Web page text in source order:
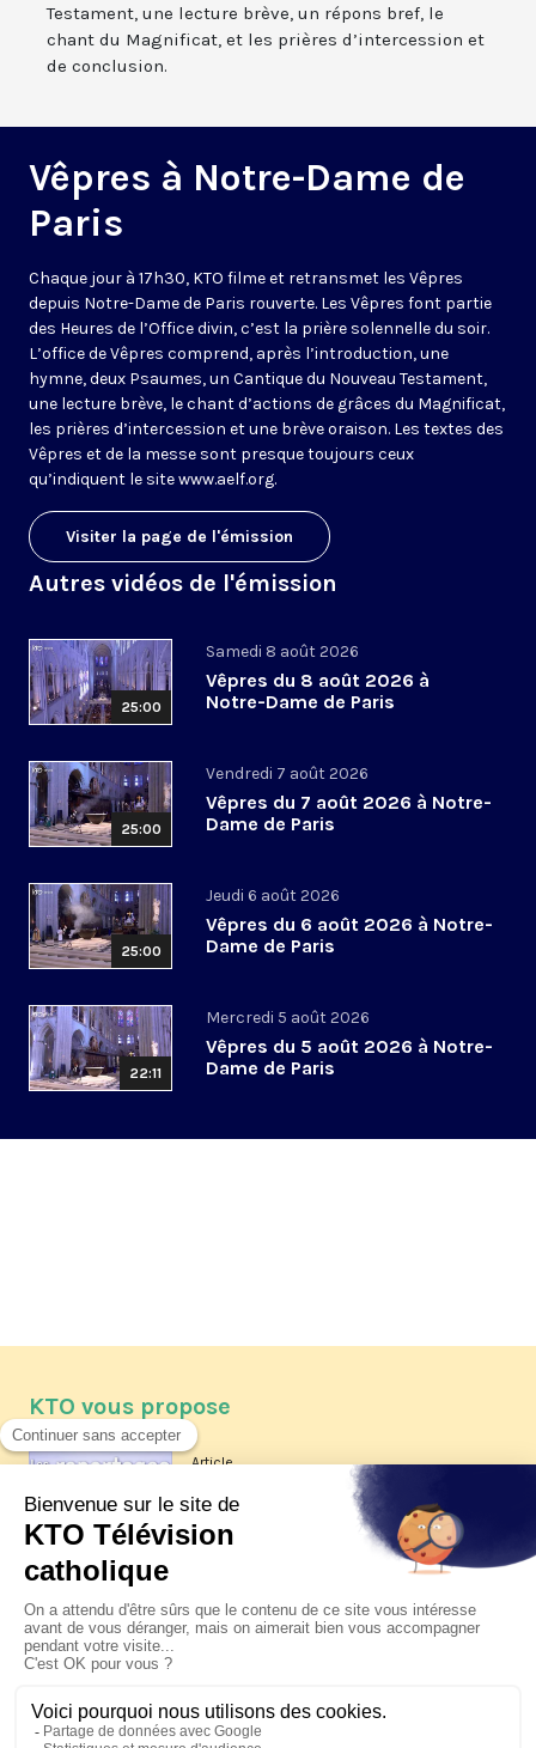
Testament, une lecture brève, un répons bref, le
chant du Magnificat, et les prières d’intercession et
de conclusion.
Vêpres à Notre-Dame de
Paris
Chaque jour à 17h30, KTO filme et retransmet les Vêpres
depuis Notre-Dame de Paris rouverte. Les Vêpres font partie
des Heures de l’Office divin, c’est la prière solennelle du soir.
L’office de Vêpres comprend, après l’introduction, une
hymne, deux Psaumes, un Cantique du Nouveau Testament,
une lecture brève, le chant d’actions de grâces du Magnificat,
les prières d’intercession et une brève oraison. Les textes des
Vêpres et de la messe sont presque toujours ceux
qu’indiquent le sitewww.aelf.org.
Visiter la page de l'émission
Autres vidéos de l'émission
25:00
Samedi 8 août 2026
Vêpres du 8 août 2026 à
Notre-Dame de Paris
25:00
Vendredi 7 août 2026
Vêpres du 7 août 2026 à Notre-
Dame de Paris
25:00
Jeudi 6 août 2026
Vêpres du 6 août 2026 à Notre-
Dame de Paris
22:11
Mercredi 5 août 2026
Vêpres du 5 août 2026 à Notre-
Dame de Paris
KTO vous propose
Article
Les reportages d'été 2026 de KTO
La visite pastorale du pape Léon
XIV à Assise à suivre sur KTO le
jeudi 6 août
Le pape en Uruguay, Argentine et
Pérou du 6 au 17 novembre 2026